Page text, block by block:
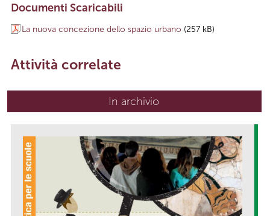
Documenti Scaricabili
La nuova concezione dello spazio urbano (257 kB)
Attività correlate
In archivio